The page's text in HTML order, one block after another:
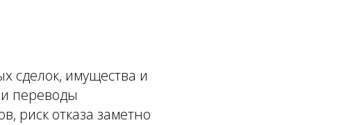
сделок, имущества и
переводы
риск отказа заметно